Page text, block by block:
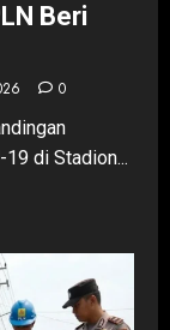
Beri
0
di Stadion...